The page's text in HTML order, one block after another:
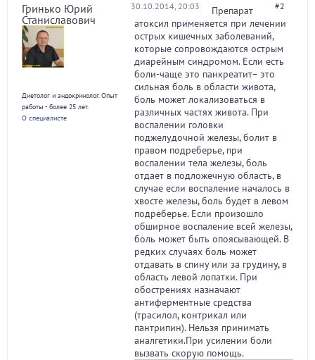
Гринько Юрий
Станиславович
Диетолог и эндокринолог. Опыт
работы - более 25 лет.
О специалисте
30.10.2014, 20:03 #2
Препарат
атоксил применяется при лечении
острых кишечных заболеваний,
которые сопровождаются острым
диарейным синдромом. Если есть
боли-чаще это панкреатит– это
сильная боль в области живота,
боль может локализоваться в
различных частях живота. При
воспалении головки
поджелудочной железы, болит в
правом подреберье, при
воспалении тела железы, боль
отдает в подложечную область, в
случае если воспаление началось в
хвосте железы, боль будет в левом
подреберье. Если произошло
обширное воспаление всей железы,
боль может быть опоясывающей. В
редких случаях боль может
отдавать в спину или за грудину, в
область левой лопатки. При
обострениях назначают
антиферментные средства
(трасилол, контрикал или
пантрипин). Нельзя принимать
аналгетики.При усилении боли
вызвать скорую помощь.